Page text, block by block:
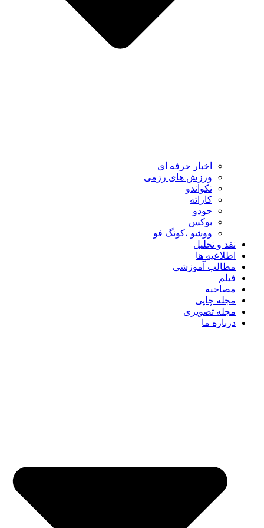
اخبار حرفه ای
ورزش های رزمی
تکواندو
کاراته
جودو
بوکس
ووشو ،کونگ فو
نقد و تحلیل
اطلاعیه ها
مطالب آموزشی
فیلم
مصاحبه
مجله چاپی
مجله تصویری
درباره ما